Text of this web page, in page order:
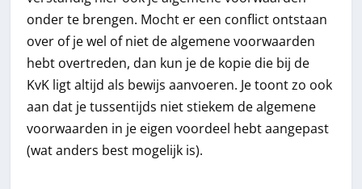
onder te brengen. Mocht er een conflict ontstaan
over of je wel of niet de algemene voorwaarden
hebt overtreden, dan kun je de kopie die bij de
KvK ligt altijd als bewijs aanvoeren. Je toont zo ook
aan dat je tussentijds niet stiekem de algemene
voorwaarden in je eigen voordeel hebt aangepast
(wat anders best mogelijk is).